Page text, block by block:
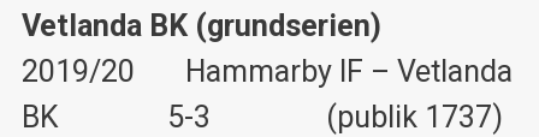
Vetlanda BK (grundserien)
2019/20 Hammarby IF – Vetlanda
BK 5-3 (publik 1737)